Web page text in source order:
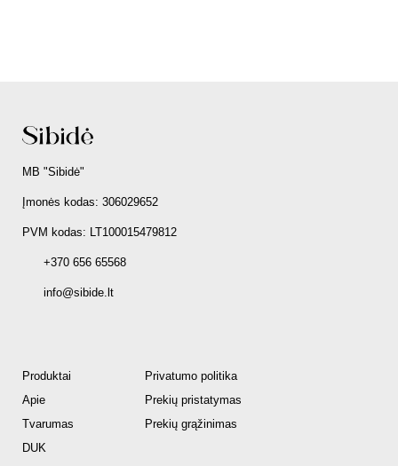
MB "Sibidė"
Įmonės kodas: 306029652
PVM kodas: LT100015479812
+370 656 65568
info@sibide.lt
Produktai
Apie
Tvarumas
DUK
Privatumo politika
Prekių pristatymas
Prekių grąžinimas